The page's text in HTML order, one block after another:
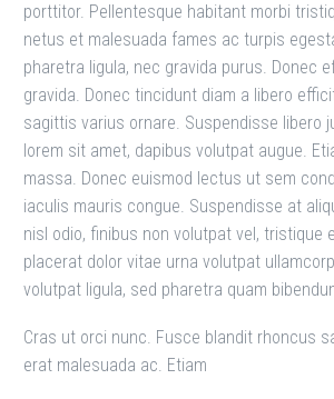
porttitor. Pellentesque habitant morbi
netus et malesuada fames ac turpis
pharetra ligula, nec gravida purus. Donec
gravida. Donec tincidunt diam a libero
sagittis varius ornare. Suspendisse libero
lorem sit amet, dapibus volutpat augue.
massa. Donec euismod lectus ut sem
iaculis mauris congue. Suspendisse at
nisl odio, finibus non volutpat vel, tristique
placerat dolor vitae urna volutpat
volutpat ligula, sed pharetra quam
Cras ut orci nunc. Fusce blandit rhoncus
erat malesuada ac. Etiam